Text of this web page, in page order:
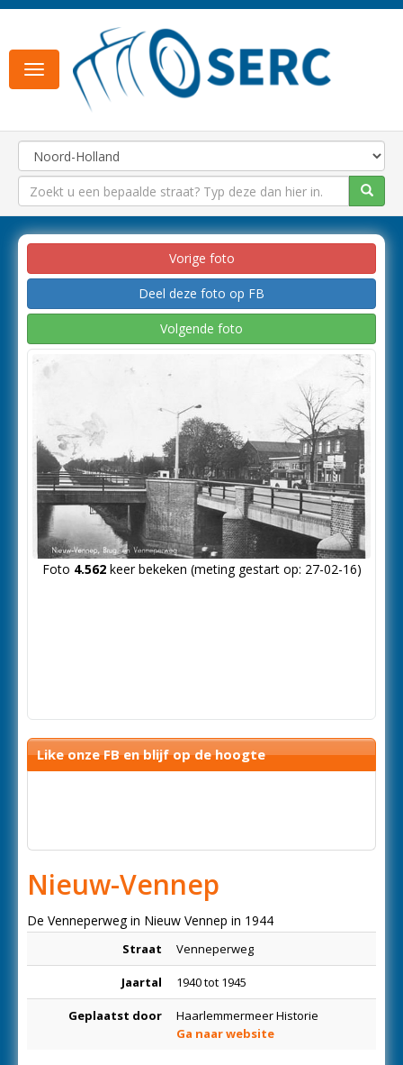
Toggle
navigation
Vorige foto
Deel deze foto op FB
Volgende foto
Foto 4.562keer bekeken (meting gestart op: 27-02-16)
Like onze FB en blijf op de hoogte
Nieuw-Vennep
De Venneperweg in Nieuw Vennep in 1944
Straat Venneperweg
Jaartal 1940 tot 1945
Geplaatst door
Haarlemmermeer Historie
Ga naar website